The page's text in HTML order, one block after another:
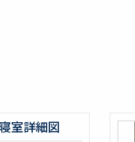
室詳細図